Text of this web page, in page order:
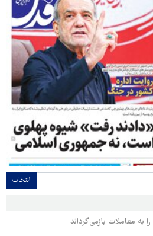
انتخاب
به معاملات بازمی‌گرداند